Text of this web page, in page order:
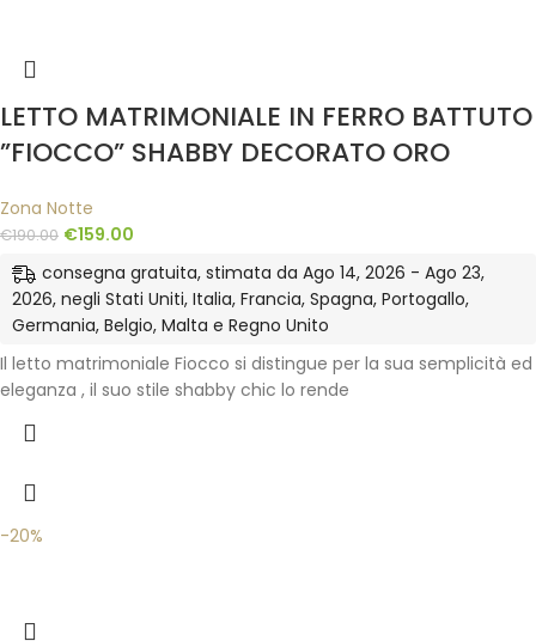
LETTO MATRIMONIALE IN FERRO BATTUTO
”FIOCCO” SHABBY DECORATO ORO
Zona Notte
€190.00 €159.00
consegna gratuita, stimata da Ago 14, 2026 - Ago 23,
2026, negli Stati Uniti, Italia, Francia, Spagna, Portogallo,
Germania, Belgio, Malta e Regno Unito
Il letto matrimoniale Fiocco si distingue per la sua semplicità ed
eleganza , il suo stile shabby chic lo rende
-20%